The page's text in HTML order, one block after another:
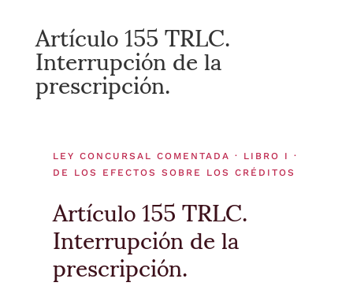
Artículo 155 TRLC.
Interrupción de la
prescripción.
LEY CONCURSAL COMENTADA · LIBRO I ·
DE LOS EFECTOS SOBRE LOS CRÉDITOS
Artículo 155 TRLC.
Interrupción de la
prescripción.